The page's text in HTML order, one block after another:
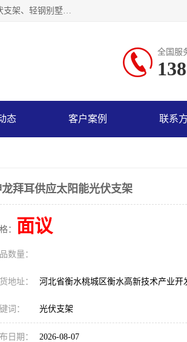
神龙拜耳科技衡水股份有限公司河北一家生产光伏支架，轻钢别墅，阳光板、耐力板的公司，主要产品有：光伏支架、轻钢别墅、阳光板、耐力板、采光板等，公司参与制定了多项标准。
全国服
态 客户案例 联系
拜耳供应太阳能光伏支架
： 面议
数量：
地址： 河北省衡水桃城区衡水高新技术产业开
词： 光伏支架
日期： 2026-08-07